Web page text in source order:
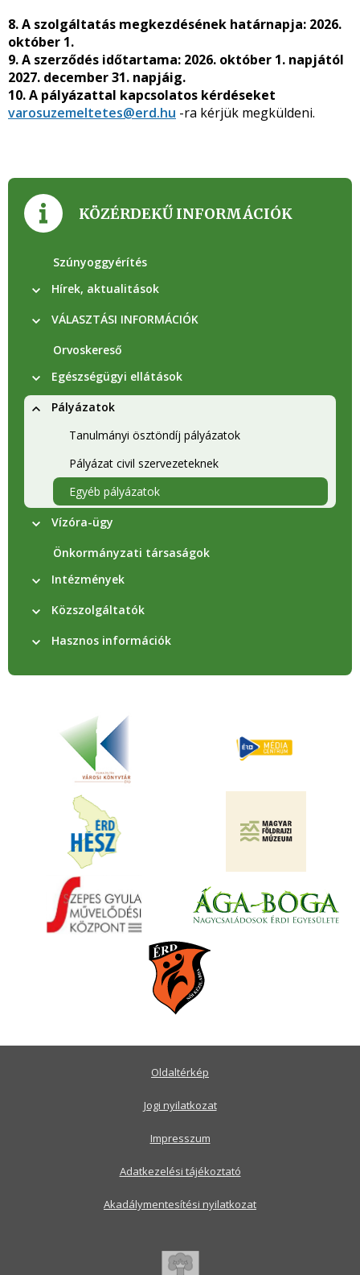
8. A szolgáltatás megkezdésének határnapja: 2026.
október 1.
9. A szerződés időtartama: 2026. október 1. napjától
2027. december 31. napjáig.
10. A pályázattal kapcsolatos kérdéseket
varosuzemeltetes@erd.hu -ra kérjük megküldeni.
KÖZÉRDEKŰ INFORMÁCIÓK
Szúnyoggyérítés
Hírek, aktualitások
VÁLASZTÁSI INFORMÁCIÓK
Orvoskereső
Egészségügyi ellátások
Pályázatok
Tanulmányi ösztöndíj pályázatok
Pályázat civil szervezeteknek
Egyéb pályázatok
Vízóra-ügy
Önkormányzati társaságok
Intézmények
Közszolgáltatók
Hasznos információk
Oldaltérkép
Jogi nyilatkozat
Impresszum
Adatkezelési tájékoztató
Akadálymentesítési nyilatkozat